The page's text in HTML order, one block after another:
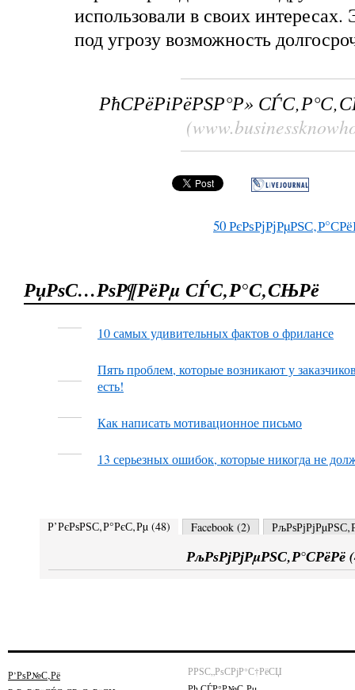
использовали в своих интересах.
под угрозу возможность
РћСРёРіРёРЅР°Р»
50
РџРѕС…РѕР¶РёРµ СЃС‚Р°С‚СЊРё
10 самых удивительных фактов о фрилансе
Пять проблем, которые возникают у
есть!
Как написать мотивационное письмо
13 серьезных ошибок, которые никогда не
Р’РєРѕРЅС‚Р°РєС‚Рµ (48) Facebook (2)
РљРѕРјРјРµРЅС‚Р°СРёРё (
Р’РѕР№С‚Рё
РРЅС„РѕСРјР°С†РёСЏ